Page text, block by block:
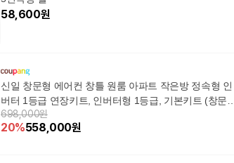
58,600원
신일 창문형 에어컨 창틀 원룸 아파트 작은방 정속형 인
버터 1등급 연장키트, 인버터형 1등급, 기본키트 (창문
이: 85cm~145cm)
698,000원
20%558,000원